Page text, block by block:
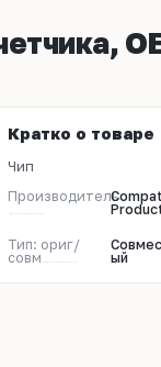
Кратко о товаре
Чип
Производитель
Тип: ориг/
совм
ый